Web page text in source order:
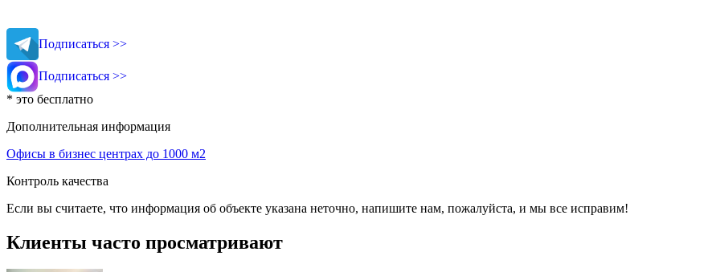
Подписаться >>
Подписаться >>
* это бесплатно
Дополнительная информация
Офисы в бизнес центрах до 1000 м2
Контроль качества
Если вы считаете, что информация об объекте указана неточно, напишите нам, пожалуйста, и мы все исправим!
Клиенты часто просматривают